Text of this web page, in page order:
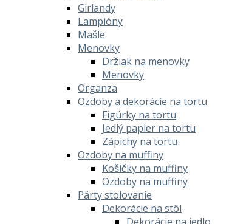
Girlandy
Lampióny
Mašle
Menovky
Držiak na menovky
Menovky
Organza
Ozdoby a dekorácie na tortu
Figúrky na tortu
Jedlý papier na tortu
Zápichy na tortu
Ozdoby na muffiny
Košíčky na muffiny
Ozdoby na muffiny
Párty stolovanie
Dekorácie na stôl